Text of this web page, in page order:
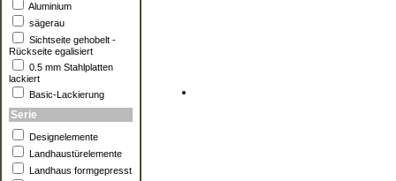
Aluminium
sägerau
Sichtseite gehobelt -
Rückseite egalisiert
0.5 mm Stahlplatten
lackiert
Basic-Lackierung
Serie
Designelemente
Landhaustürelemente
Landhaus formgepresst